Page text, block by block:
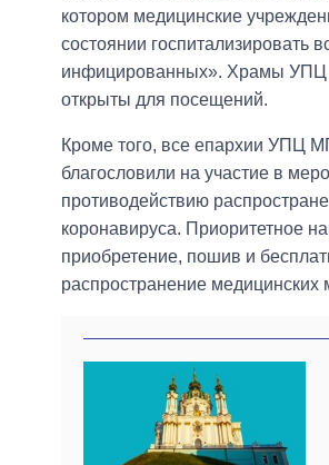
котором медицинские
состоянии госпитализировать
инфицированных». Храмы УПЦ
открыты для посещений.
Кроме того, все епархии УПЦ
благословили на участие в
противодействию
коронавируса. Приоритетное
приобретение, пошив и
распространение медицинских